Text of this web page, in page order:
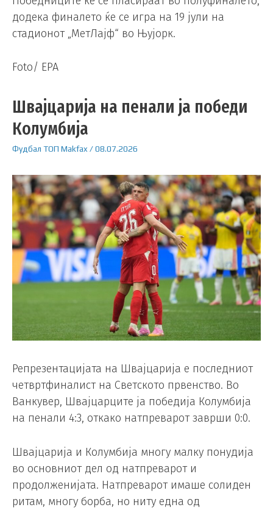
додека финалето ќе се игра на 19 јули на
стадионот „МетЛајф“ во Њујорк.
Foto/ EPA
Швајцарија на пенали ја победи
Колумбија
Фудбал ТОП Makfax/08.07.2026
Репрезентацијата на Швајцарија е последниот
четвртфиналист на Светското првенство. Во
Ванкувер, Швајцарците ја победија Колумбија
на пенали 4:3, откако натпреварот заврши 0:0.
Швајцарија и Колумбија многу малку понудија
во основниот дел од натпреварот и
продолженијата. Натпреварот имаше солиден
ритам, многу борба, но ниту една од